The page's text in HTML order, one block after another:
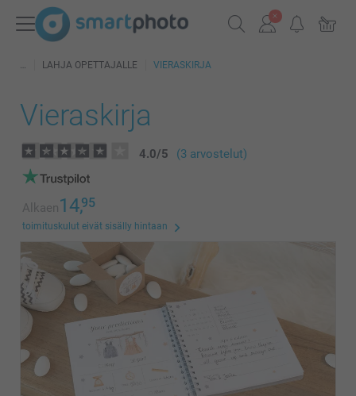
LAHJA OPETTAJALLE VIERASKIRJA
Vieraskirja
4.0/5 (3 arvostelut)
Alkaen14,95
toimituskulut eivät sisälly hintaan